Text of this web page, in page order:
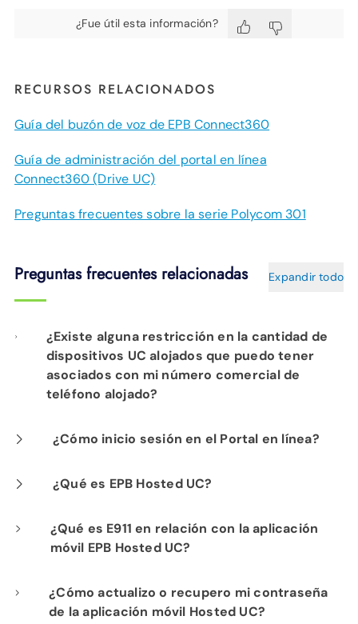
¿Fue útil esta información?
RECURSOS RELACIONADOS
Guía del buzón de voz de EPB Connect360
Guía de administración del portal en línea
Connect360 (Drive UC)
Preguntas frecuentes sobre la serie Polycom 301
Preguntas frecuentes relacionadas Expandir todo
¿Existe alguna restricción en la cantidad de
dispositivos UC alojados que puedo tener
asociados con mi número comercial de
teléfono alojado?
recibir ayuda, llame al 423-648-1500 (opción
ventas estará encantado de ayudarlo.
¿Cómo inicio sesión en el Portal en línea?
Inicie sesión en "phone.epbfi.com
número PIN de su correo de voz para la
contraseña.
¿Qué es EPB Hosted UC?
EPB Hosted UC es un software que ofrece la
llamadas desde su computadora de escritorio
¿Qué es E911 en relación con la aplicación
móvil EPB Hosted UC?
E911 (Enhanced 911) es un servicio de
¿Cómo actualizo o recupero mi contraseña
de la aplicación móvil Hosted UC?